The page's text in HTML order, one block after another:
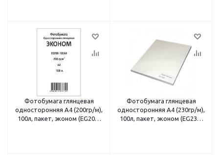
Фотобумага глянцевая
односторонняя A4 (200гр/м),
100л, пакет, эконом (EG200-
Фотобумага глянцевая
односторонняя A4 (230гр/м),
100л, пакет, эконом (EG230-